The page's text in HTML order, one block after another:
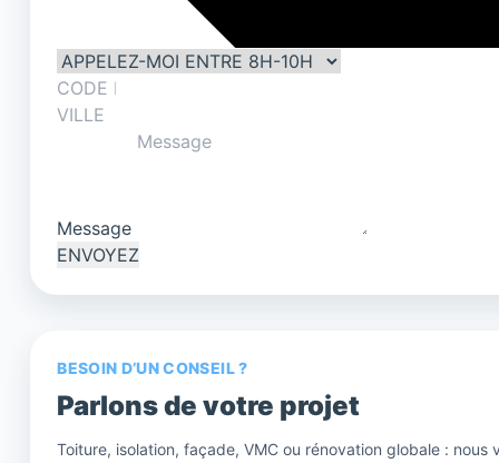
Message
ENVOYEZ
BESOIN D’UN CONSEIL ?
Parlons de votre projet
Toiture, isolation, façade, VMC ou rénovation globale : nous